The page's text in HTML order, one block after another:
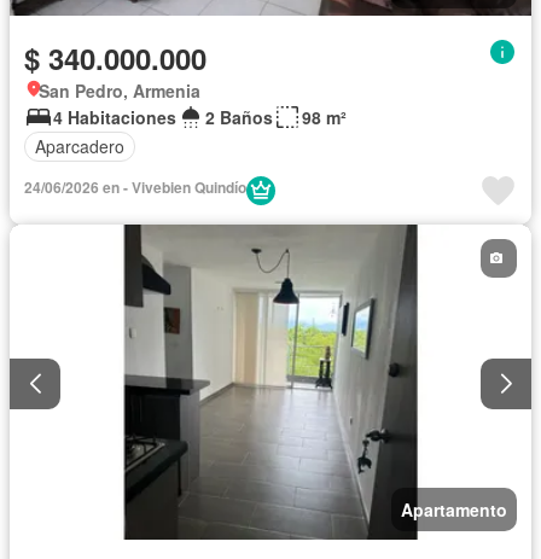
$ 340.000.000
San Pedro, Armenia
4 Habitaciones
2 Baños
98 m²
Aparcadero
24/06/2026 en - Vivebien Quindío
Apartamento